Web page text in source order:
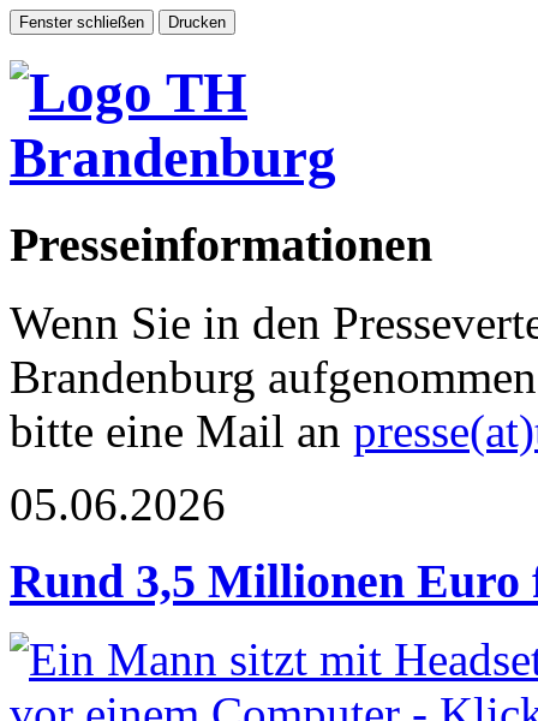
Presseinformationen
Wenn Sie in den
Brandenburg
bitte eine Mail an
05.06.2026
Rund 3,5 Millionen